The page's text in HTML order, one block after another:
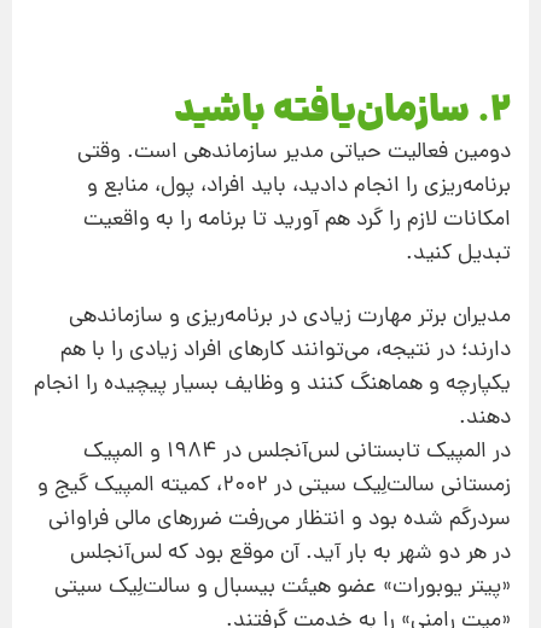
2. سازمان‌یافته باشید
دومین فعالیت حیاتی مدیر سازماندهی است. وقتی
برنامه‌ریزی را انجام دادید، باید افراد، پول، منابع و
امکانات لازم را گرد هم آورید تا برنامه را به واقعیت
تبدیل کنید.
مدیران برتر مهارت زیادی در برنامه‌ریزی و سازماندهی
دارند؛ در نتیجه، می‌توانند کارهای افراد زیادی را با هم
یکپارچه و هماهنگ کنند و وظایف بسیار پیچیده را انجام
دهند.
در المپیک تابستانی لس‌آنجلس در 1984 و المپیک
زمستانی سالت‌لِیک سیتی در 2002، کمیته المپیک گیج و
سردرگم شده بود و انتظار می‌رفت ضررهای مالی فراوانی
در هر دو شهر به بار آید. آن موقع بود که لس‌آنجلس
«پیتر یوبورات» عضو هیئت بیسبال و سالت‌لِیک سیتی
«میت رامنی» را به خدمت گرفتند.